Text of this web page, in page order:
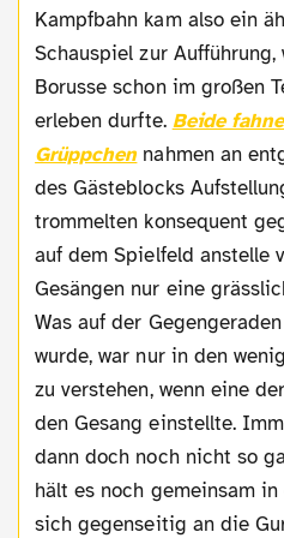
Kampfbahn kam also ein
Schauspiel zur
Borusse schon im großen
erleben durfte. Beide
Grüppchennahmen an
des Gästeblocks
trommelten konsequent
auf dem Spielfeld anstelle
Gesängen nur eine
Was auf der
wurde, war nur in den
zu verstehen, wenn eine
den Gesang einstellte.
dann doch noch nicht so
hält es noch gemeinsam
sich gegenseitig an die